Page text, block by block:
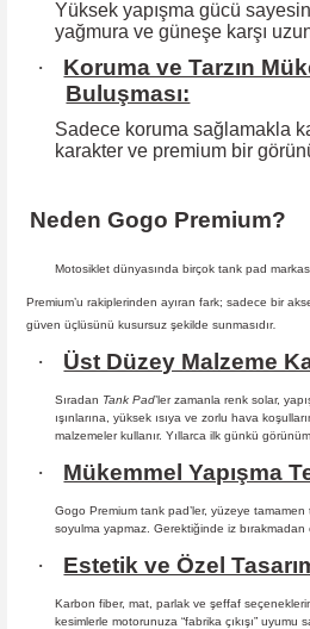
Yüksek yapışma gücü
yağmura ve güneşe karşı
·
Koruma ve Tarzın
Buluşması:
Sadece koruma sağlamakla
karakter ve premium bir
Neden Gogo Premium?
Motosiklet dünyasında birçok tank pad
Premium’u rakiplerinden ayıran fark; sadece bir
güven üçlüsünü kusursuz şekilde sunmasıdır.
· Üst Düzey Malzeme
Sıradan Tank Pad’ler zamanla renk solar,
ışınlarına, yüksek ısıya ve zorlu hava
malzemeler kullanır. Yıllarca ilk günkü
· Mükemmel Yapışma
Gogo Premium tank pad’ler, yüzeye
soyulma yapmaz. Gerektiğinde iz bırakmadan
· Estetik ve Özel
Karbon fiber, mat, parlak ve şeffaf
kesimlerle motorunuza “fabrika çıkışı” uyumu